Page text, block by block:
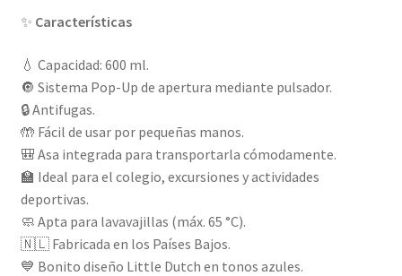
✨ Características
💧 Capacidad: 600 ml.
🔘 Sistema Pop-Up de apertura mediante pulsador.
🔒 Antifugas.
🤲 Fácil de usar por pequeñas manos.
🎒 Asa integrada para transportarla cómodamente.
🏫 Ideal para el colegio, excursiones y actividades
deportivas.
🧼 Apta para lavavajillas (máx. 65 °C).
🇳🇱 Fabricada en los Países Bajos.
💙 Bonito diseño Little Dutch en tonos azules.